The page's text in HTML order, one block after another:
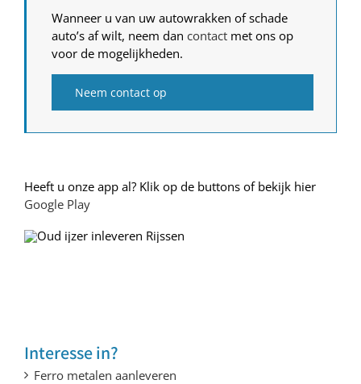
Wanneer u van uw autowrakken of schade
auto’s af wilt, neem dan contact met ons op
voor de mogelijkheden.
Neem contact op
Heeft u onze app al? Klik op de buttons of bekijk hier
Google Play
Interesse in?
Ferro metalen aanleveren